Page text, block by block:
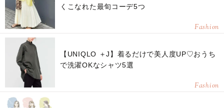
くこなれた最旬コーデ5つ
Fashion
【UNIQLO ＋J】着るだけで美人度UP♡おうち
で洗濯OKなシャツ5選
Fashion